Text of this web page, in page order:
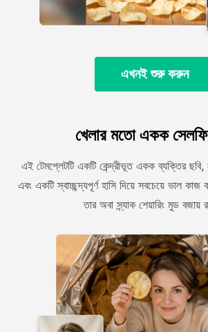
এখনই শুরু করুন
খেলার মতো একক সেলফি
এই টেমপ্লেটটি একটি কেন্দ্রীভূত একক ব্যক্তির
এবং একটি স্বাচ্ছন্দ্যপূর্ণ হাসি দিয়ে সবচেয়ে ভাল কাজ
তার অবা স্ন্যাক শেয়ারিং মুড বজায়